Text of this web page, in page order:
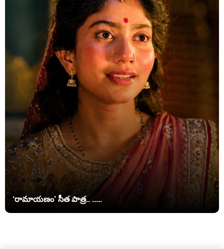
‘రామాయణం’ సీత పాత్ర.. .....